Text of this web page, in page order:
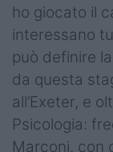
ho giocato il
interessano
può definire
da questa
all’Exeter, e
Psicologia:
Marconi, con